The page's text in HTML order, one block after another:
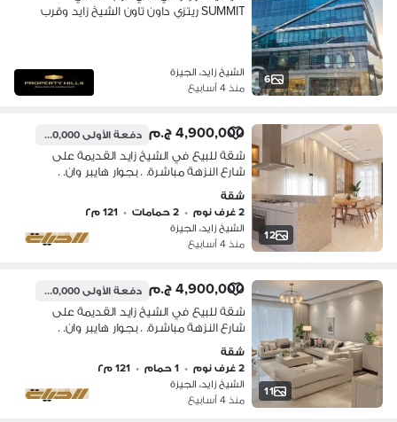
6
SUMMIT ريتزي داون تاون الشيخ زايد وقرب
الشيخ زايد، الجيزة
منذ 4 أسابيع
12
4,900,000 ج.م دفعة الأولى490,000 ج.م
شقة للبيع في الشيخ زايد القديمة على
شارع النزهة مباشرة. . بجوار هايبر وان. .
بمقدم 10% وتقسيط 8 سنين
شقة
2 غرف نوم
• 2 حمامات • 121 م٢
الشيخ زايد، الجيزة
منذ 4 أسابيع
11
4,900,000 ج.م دفعة الأولى490,000 ج.م
شقة للبيع في الشيخ زايد القديمة على
شارع النزهة مباشرة. . بجوار هايبر وان. .
بمقدم 10% وتقسيط 8 سنين
شقة
2 غرف نوم
• 1 حمام • 121 م٢
الشيخ زايد، الجيزة
منذ 4 أسابيع